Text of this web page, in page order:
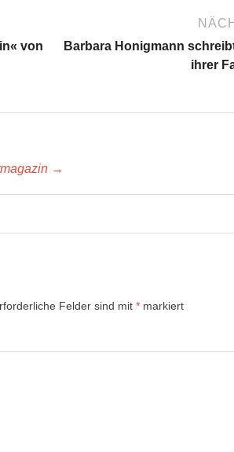
von
Barbara Honigmann
ihrer
→
Felder sind mit * markiert